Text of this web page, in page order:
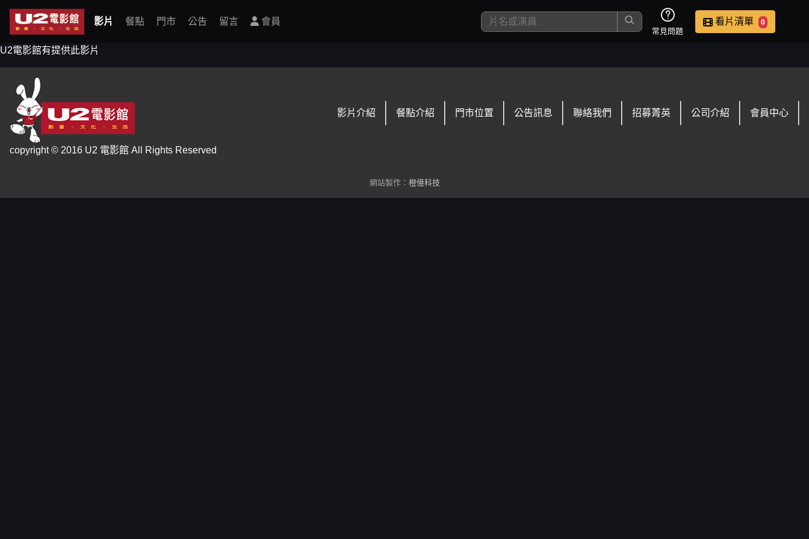
影片 餐點 門市 公告 留言 會員
常見問題
看片清單 0
U2電影館有提供此影片
copyright © 2016 U2 電影館 All Rights Reserved
影片介紹 餐點介紹 門市位置 公告訊息 聯絡我們 招募菁英 公司介紹 會員中心
網站製作： 橙億科技